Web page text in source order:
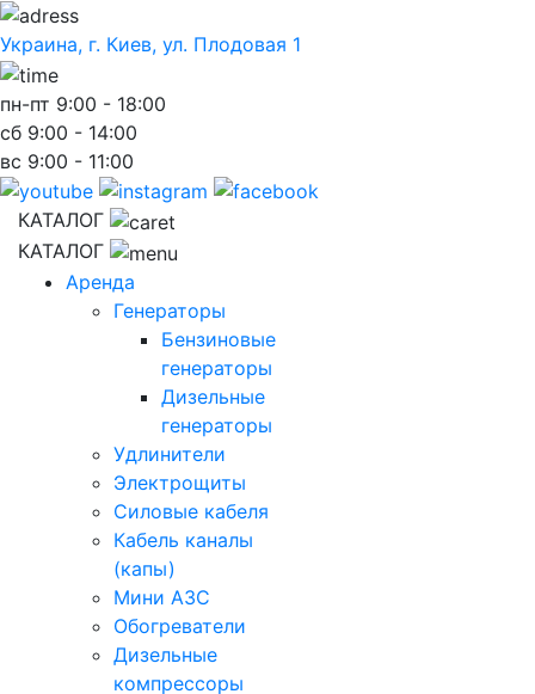
Украина, г. Киев, ул. Плодовая 1
пн-пт 9:00 - 18:00
сб 9:00 - 14:00
вс 9:00 - 11:00
КАТАЛОГ
КАТАЛОГ
Аренда
Генераторы
Бензиновые
генераторы
Дизельные
генераторы
Удлинители
Электрощиты
Силовые кабеля
Кабель каналы
(капы)
Мини АЗС
Обогреватели
Дизельные
компрессоры